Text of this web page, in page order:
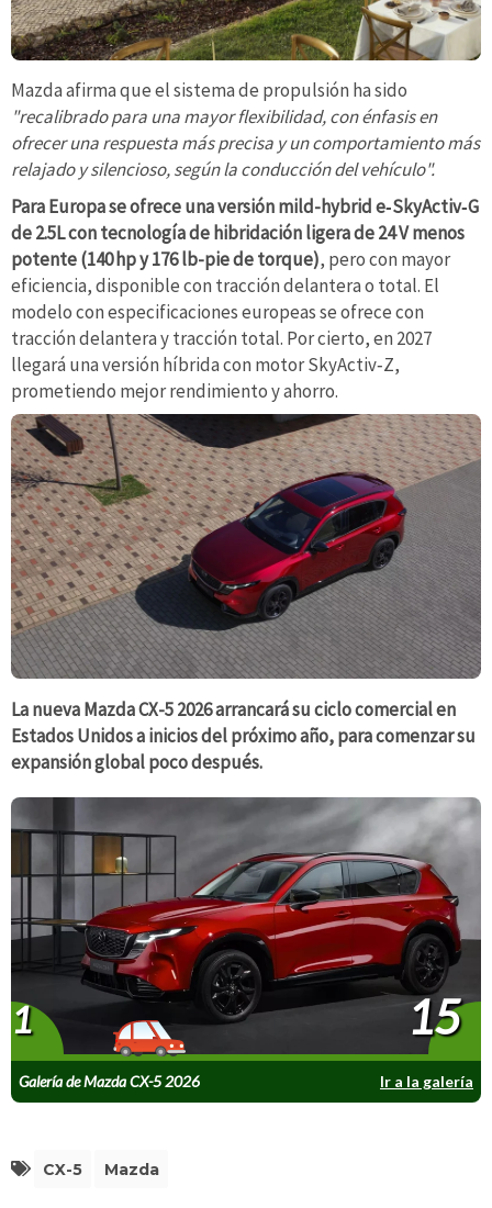
Mazda afirma que el sistema de propulsión ha sido
"recalibrado para una mayor flexibilidad, con énfasis en
ofrecer una respuesta más precisa y un comportamiento más
relajado y silencioso, según la conducción del vehículo".
Para Europa se ofrece una versión mild-hybrid e‑SkyActiv‑G
de 2.5L con tecnología de hibridación ligera de 24 V menos
potente (140 hp y 176 lb-pie de torque), pero con mayor
eficiencia, disponible con tracción delantera o total. El
modelo con especificaciones europeas se ofrece con
tracción delantera y tracción total. Por cierto, en 2027
llegará una versión híbrida con motor SkyActiv‑Z,
prometiendo mejor rendimiento y ahorro.
La nueva Mazda CX-5 2026 arrancará su ciclo comercial en
Estados Unidos a inicios del próximo año, para comenzar su
expansión global poco después.
Galería de Mazda CX-5 2026 Ir a la galería
1 15
CX-5 Mazda